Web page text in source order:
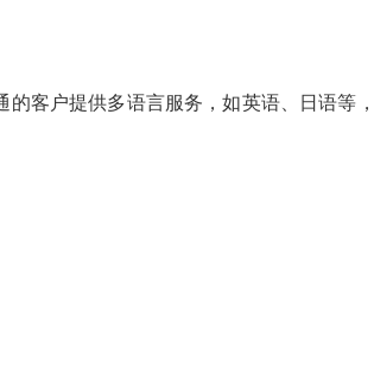
客户提供多语言服务，如英语、日语等